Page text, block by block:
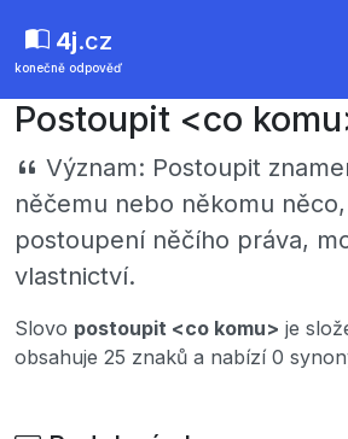
4j.cz
konečně odpověď
Postoupit <co
Význam: Postoupit
něčemu nebo někomu
postoupení něčího práva,
vlastnictví.
Slovo postoupit <co komu> je
obsahuje 25 znaků a nabízí 0